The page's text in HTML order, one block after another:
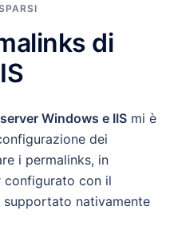
di
Windows e IIS mi è
dei
i permalinks, in
configurato con il
supportato nativamente